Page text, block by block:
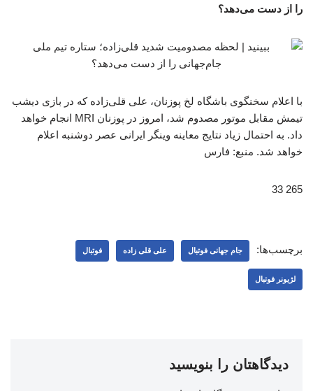
را از دست می‌دهد؟
با اعلام سخنگوی باشگاه لخ پوزنان، علی قلی‌زاده که در بازی دیشب
تیمش مقابل موتور مصدوم شد، امروز در پوزنان MRI انجام خواهد
داد. به احتمال زیاد نتایج معاینه وینگر ایرانی عصر دوشنبه اعلام
خواهد شد. منبع: فارس
265 33
برچسب‌ها: جام جهانی فوتبال علی قلی زاده فوتبال
لژیونر فوتبال
دیدگاهتان را بنویسید